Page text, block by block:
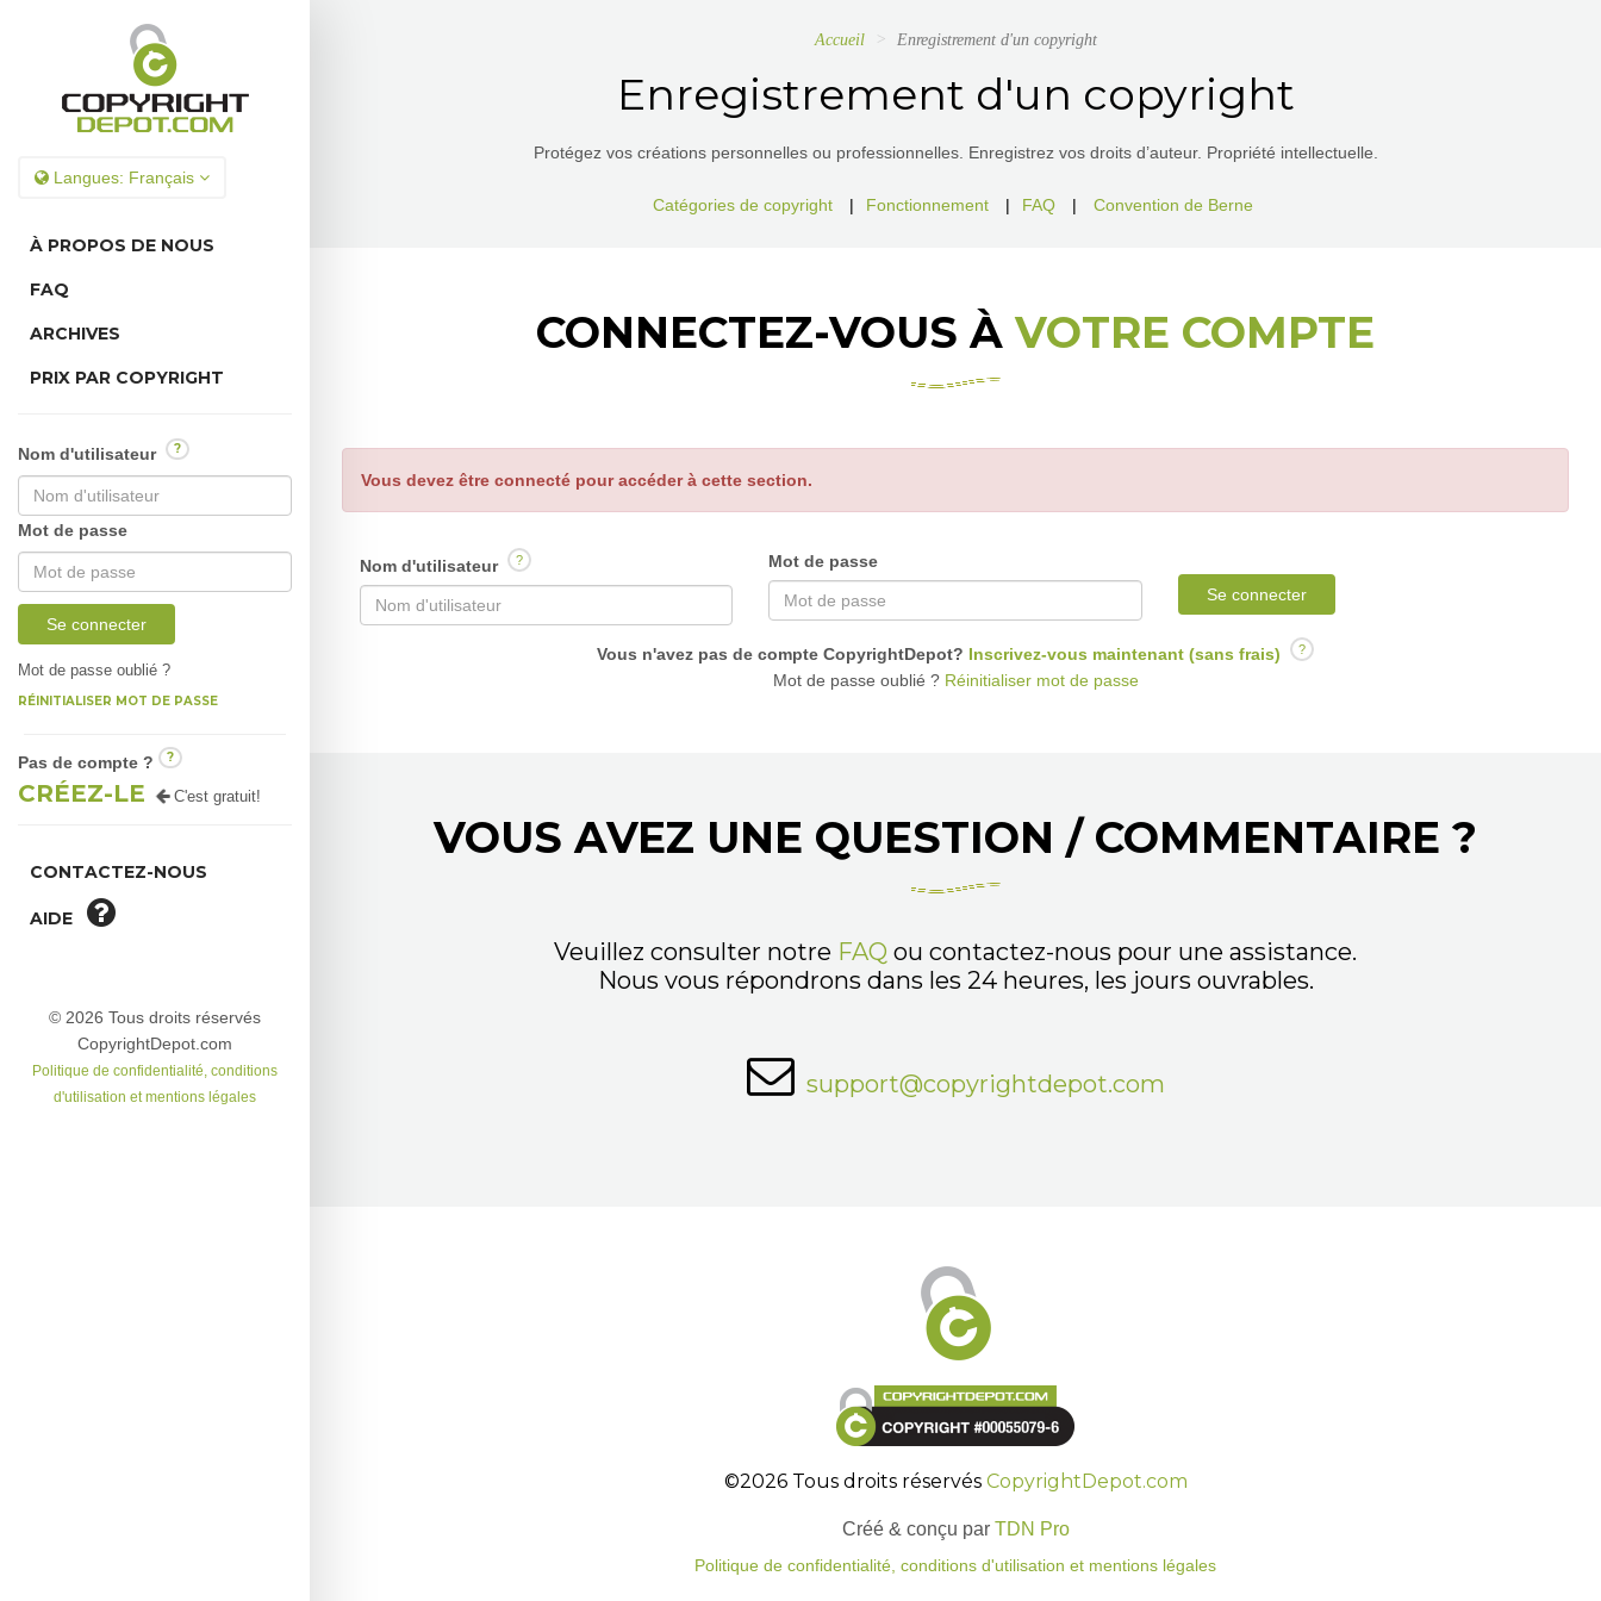
Langues: Français
À PROPOS DE NOUS
FAQ
ARCHIVES
PRIX PAR COPYRIGHT
Nom d'utilisateur ?
Mot de passe
Se connecter
Mot de passe oublié ?
RÉINITIALISER MOT DE PASSE
Pas de compte ? ?
CRÉEZ-LE C'est gratuit!
CONTACTEZ-NOUS
AIDE
© 2026 Tous droits réservés
CopyrightDepot.com
Politique de confidentialité, conditions
d'utilisation et mentions légales
Accueil Enregistrement d'un copyright
Enregistrement d'un copyright
Protégez vos créations personnelles ou professionnelles. Enregistrez vos droits d’auteur. Propriété intellectuelle.
Catégories de copyright | Fonctionnement | FAQ | Convention de Berne
CONNECTEZ-VOUS ÀVOTRE COMPTE
Vous devez être connecté pour accéder à cette section.
Nom d'utilisateur ?
Mot de passe
Se connecter
Vous n'avez pas de compte CopyrightDepot? Inscrivez-vous maintenant (sans frais) ?
Mot de passe oublié ?Réinitialiser mot de passe
VOUS AVEZ UNE QUESTION / COMMENTAIRE ?
Veuillez consulter notre FAQ ou contactez-nous pour une assistance.
Nous vous répondrons dans les 24 heures, les jours ouvrables.
support@copyrightdepot.com
©2026 Tous droits réservés CopyrightDepot.com
Créé & conçu par TDN Pro
Politique de confidentialité, conditions d'utilisation et mentions légales